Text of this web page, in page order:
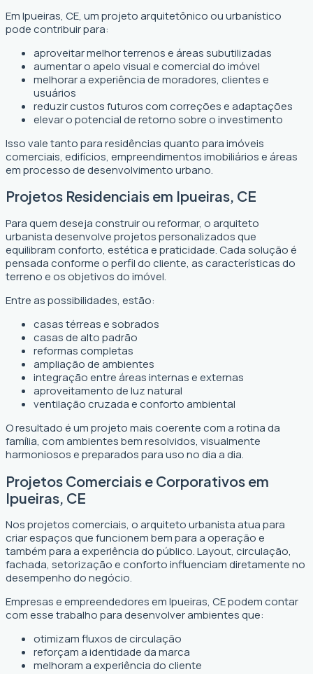
Em Ipueiras, CE, um projeto arquitetônico ou urbanístico
pode contribuir para:
aproveitar melhor terrenos e áreas subutilizadas
aumentar o apelo visual e comercial do imóvel
melhorar a experiência de moradores, clientes e
usuários
reduzir custos futuros com correções e adaptações
elevar o potencial de retorno sobre o investimento
Isso vale tanto para residências quanto para imóveis
comerciais, edifícios, empreendimentos imobiliários e áreas
em processo de desenvolvimento urbano.
Projetos Residenciais em Ipueiras, CE
Para quem deseja construir ou reformar, o arquiteto
urbanista desenvolve projetos personalizados que
equilibram conforto, estética e praticidade. Cada solução é
pensada conforme o perfil do cliente, as características do
terreno e os objetivos do imóvel.
Entre as possibilidades, estão:
casas térreas e sobrados
casas de alto padrão
reformas completas
ampliação de ambientes
integração entre áreas internas e externas
aproveitamento de luz natural
ventilação cruzada e conforto ambiental
O resultado é um projeto mais coerente com a rotina da
família, com ambientes bem resolvidos, visualmente
harmoniosos e preparados para uso no dia a dia.
Projetos Comerciais e Corporativos em
Ipueiras, CE
Nos projetos comerciais, o arquiteto urbanista atua para
criar espaços que funcionem bem para a operação e
também para a experiência do público. Layout, circulação,
fachada, setorização e conforto influenciam diretamente no
desempenho do negócio.
Empresas e empreendedores em Ipueiras, CE podem contar
com esse trabalho para desenvolver ambientes que:
otimizam fluxos de circulação
reforçam a identidade da marca
melhoram a experiência do cliente